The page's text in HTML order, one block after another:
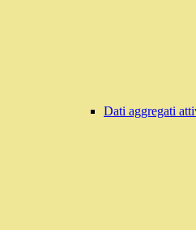
Dati aggregati